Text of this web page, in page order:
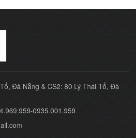
Đà Nẵng & CS2: 80 Lý Thái Tổ, Đà
0935.001.959